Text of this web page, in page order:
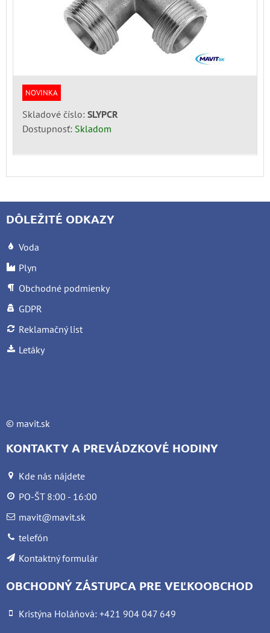
NOVINKA
Skladové číslo: SLYPCR
Dostupnosť: Skladom
DÔLEŽITÉ ODKAZY
Voda
Plyn
Obchodné podmienky
GDPR
Reklamačný list
Letáky
© mavit.sk
KONTAKTY A PREVÁDZKOVÉ HODINY
Kde nás nájdete
PO-ŠT 8:00 - 16:00
mavit@mavit.sk
telefón
Kontaktný formulár
OBCHODNÝ ZÁSTUPCA PRE VEĽKOOBCHOD
Kristýna Holáňová: +421 904 047 649